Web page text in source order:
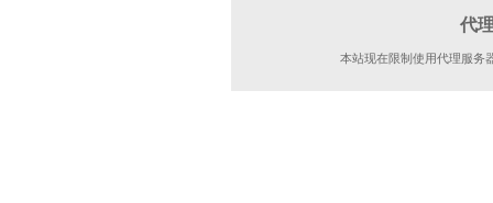
代
本站现在限制使用代理服务